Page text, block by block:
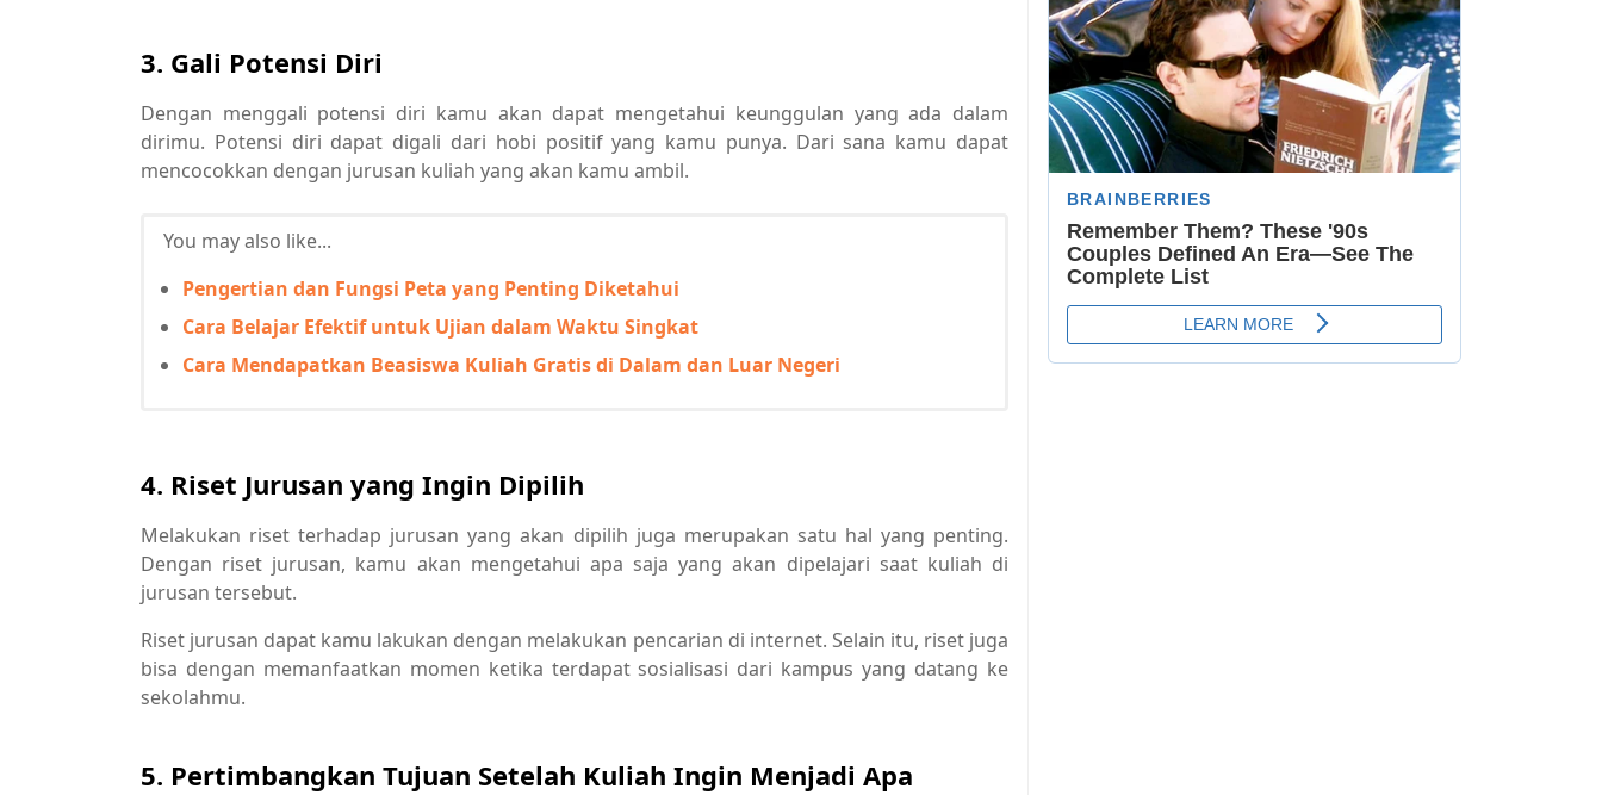
3. Gali Potensi Diri
Dengan menggali potensi diri kamu akan dapat mengetahui keunggulan yang ada dalam
dirimu. Potensi diri dapat digali dari hobi positif yang kamu punya. Dari sana kamu dapat
mencocokkan dengan jurusan kuliah yang akan kamu ambil.
You may also like...
Pengertian dan Fungsi Peta yang Penting Diketahui
Cara Belajar Efektif untuk Ujian dalam Waktu Singkat
Cara Mendapatkan Beasiswa Kuliah Gratis di Dalam dan Luar Negeri
4. Riset Jurusan yang Ingin Dipilih
Melakukan riset terhadap jurusan yang akan dipilih juga merupakan satu hal yang penting.
Dengan riset jurusan, kamu akan mengetahui apa saja yang akan dipelajari saat kuliah di
jurusan tersebut.
Riset jurusan dapat kamu lakukan dengan melakukan pencarian di internet. Selain itu, riset juga
bisa dengan memanfaatkan momen ketika terdapat sosialisasi dari kampus yang datang ke
sekolahmu.
5. Pertimbangkan Tujuan Setelah Kuliah Ingin Menjadi Apa